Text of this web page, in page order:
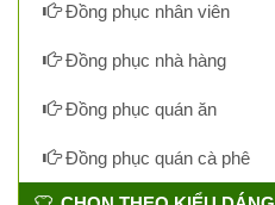
Đồng phục nhân viên
Đồng phục nhà hàng
Đồng phục quán ăn
Đồng phục quán cà phê